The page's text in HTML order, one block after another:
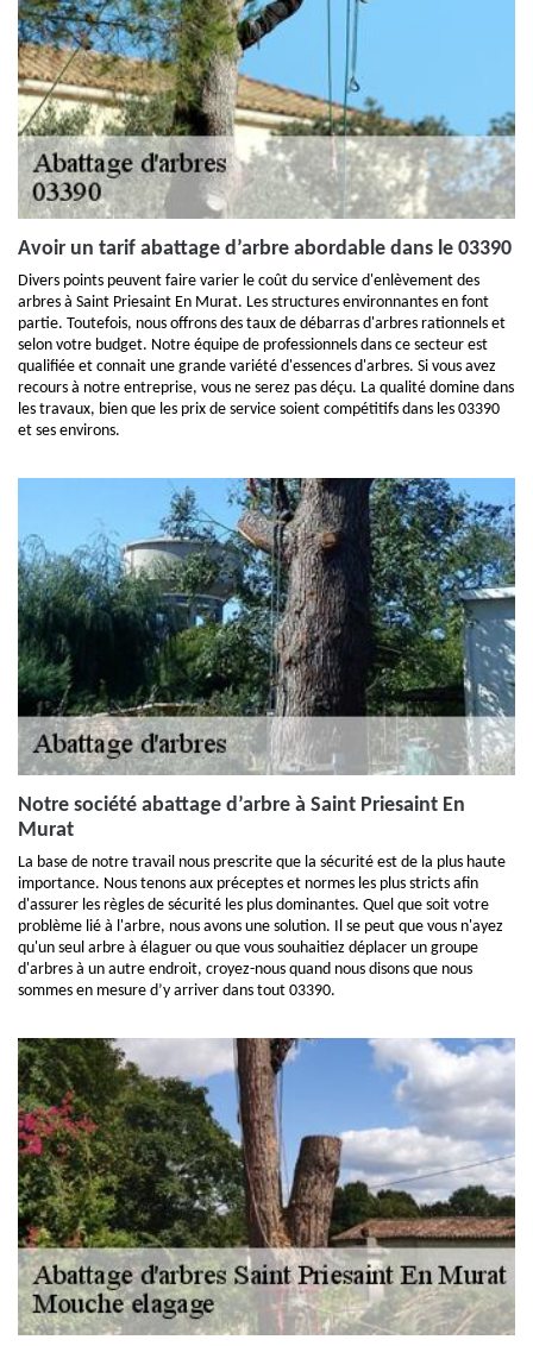
Avoir un tarif abattage d’arbre abordable dans le 03390
Divers points peuvent faire varier le coût du service d'enlèvement des
arbres à Saint Priesaint En Murat. Les structures environnantes en font
partie. Toutefois, nous offrons des taux de débarras d'arbres rationnels et
selon votre budget. Notre équipe de professionnels dans ce secteur est
qualifiée et connait une grande variété d'essences d'arbres. Si vous avez
recours à notre entreprise, vous ne serez pas déçu. La qualité domine dans
les travaux, bien que les prix de service soient compétitifs dans les 03390
et ses environs.
Notre société abattage d’arbre à Saint Priesaint En
Murat
La base de notre travail nous prescrite que la sécurité est de la plus haute
importance. Nous tenons aux préceptes et normes les plus stricts afin
d'assurer les règles de sécurité les plus dominantes. Quel que soit votre
problème lié à l'arbre, nous avons une solution. Il se peut que vous n'ayez
qu'un seul arbre à élaguer ou que vous souhaitiez déplacer un groupe
d'arbres à un autre endroit, croyez-nous quand nous disons que nous
sommes en mesure d’y arriver dans tout 03390.